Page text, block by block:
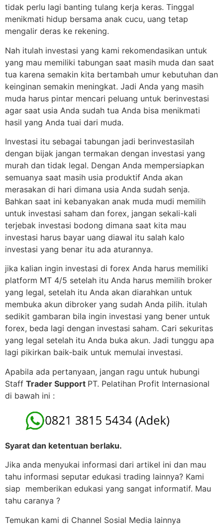
tidak perlu lagi banting tulang kerja keras. Tinggal
menikmati hidup bersama anak cucu, uang tetap
mengalir deras ke rekening.
Nah itulah investasi yang kami rekomendasikan untuk
yang mau memiliki tabungan saat masih muda dan saat
tua karena semakin kita bertambah umur kebutuhan dan
keinginan semakin meningkat. Jadi Anda yang masih
muda harus pintar mencari peluang untuk berinvestasi
agar saat usia Anda sudah tua Anda bisa menikmati
hasil yang Anda tuai dari muda.
Investasi itu sebagai tabungan jadi berinvestasilah
dengan bijak jangan termakan dengan investasi yang
murah dan tidak legal. Dengan Anda mempersiapkan
semuanya saat masih usia produktif Anda akan
merasakan di hari dimana usia Anda sudah senja.
Bahkan saat ini kebanyakan anak muda mudi memilih
untuk investasi saham dan forex, jangan sekali-kali
terjebak investasi bodong dimana saat kita mau
investasi harus bayar uang diawal itu salah kalo
investasi yang benar itu ada aturannya.
jika kalian ingin investasi di forex Anda harus memiliki
platform MT 4/5 setelah itu Anda harus memilih broker
yang legal, setelah itu Anda akan diarahkan untuk
membuka akun dibroker yang sudah Anda pilih. itulah
sedikit gambaran bila ingin investasi yang bener untuk
forex, beda lagi dengan investasi saham. Cari sekuritas
yang legal setelah itu Anda buka akun. Jadi tunggu apa
lagi pikirkan baik-baik untuk memulai investasi.
Apabila ada pertanyaan, jangan ragu untuk hubungi
Staff Trader Support PT. Pelatihan Profit Internasional
di bawah ini :
Syarat dan ketentuan berlaku.
Jika anda menyukai informasi dari artikel ini dan mau
tahu informasi seputar edukasi trading lainnya? Kami
siap memberikan edukasi yang sangat informatif. Mau
tahu caranya ?
Temukan kami di Channel Sosial Media lainnya